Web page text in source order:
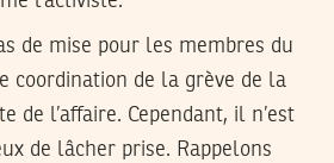
de mise pour les membres du
coordination de la grève de la
de l’affaire. Cependant, il n’est
de lâcher prise. Rappelons